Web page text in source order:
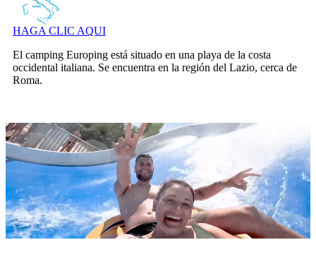
HAGA CLIC AQUI
El camping Europing está situado en una playa de la costa
occidental italiana. Se encuentra en la región del Lazio, cerca de
Roma.